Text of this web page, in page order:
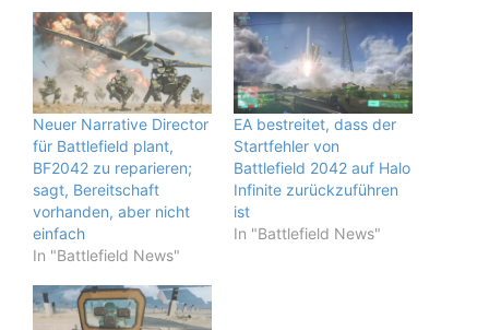
Neuer Narrative Director
für Battlefield plant,
BF2042 zu reparieren;
sagt, Bereitschaft
vorhanden, aber nicht
einfach
In "Battlefield News"
EA bestreitet, dass der
Startfehler von
Battlefield 2042 auf Halo
Infinite zurückzuführen
ist
In "Battlefield News"